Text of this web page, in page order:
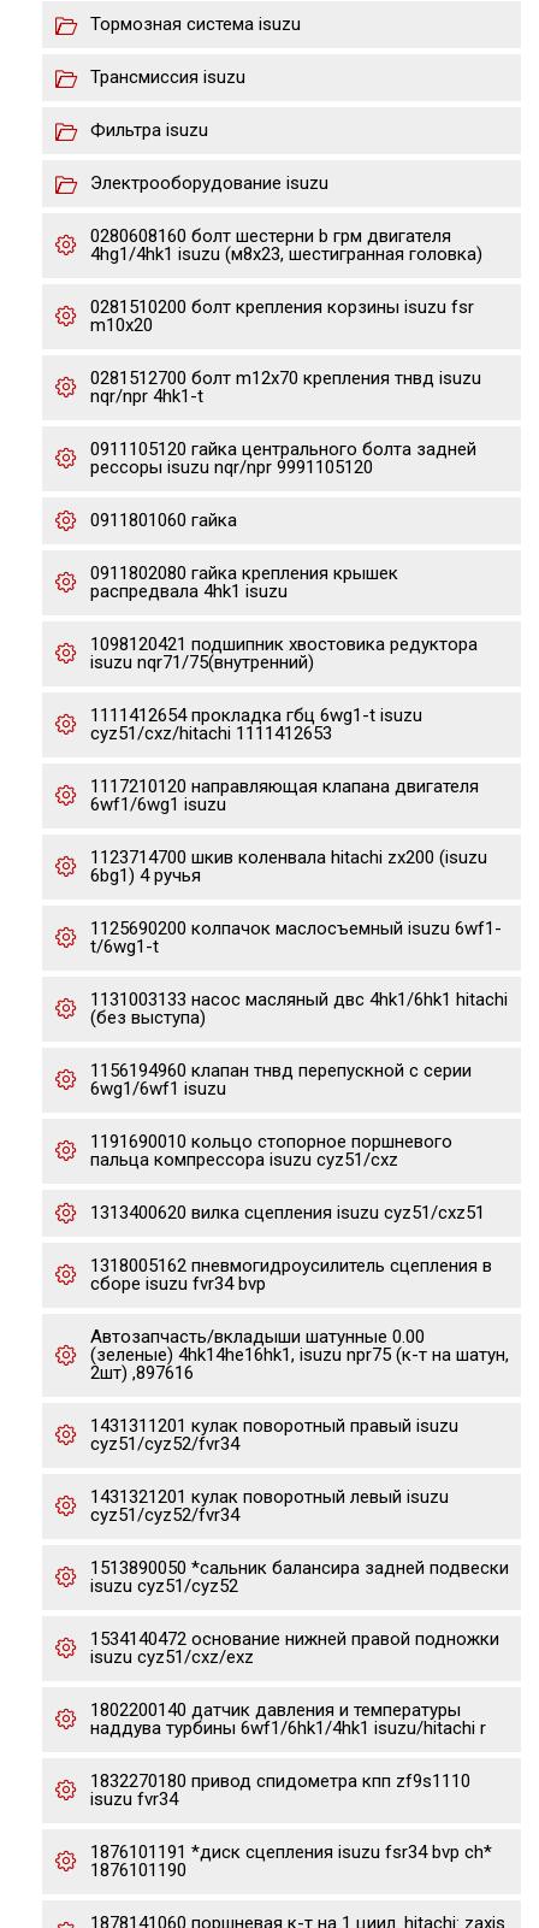
Тормозная система isuzu
Трансмиссия isuzu
Фильтра isuzu
Электрооборудование isuzu
0280608160 болт шестерни b грм двигателя
4hg1/4hk1 isuzu (м8х23, шестигранная головка)
0281510200 болт крепления корзины isuzu fsr
m10x20
0281512700 болт m12x70 крепления тнвд isuzu
nqr/npr 4hk1-t
0911105120 гайка центрального болта задней
рессоры isuzu nqr/npr 9991105120
0911801060 гайка
0911802080 гайка крепления крышек
распредвала 4hk1 isuzu
1098120421 подшипник хвостовика редуктора
isuzu nqr71/75(внутренний)
1111412654 прокладка гбц 6wg1-t isuzu
cyz51/cxz/hitachi 1111412653
1117210120 направляющая клапана двигателя
6wf1/6wg1 isuzu
1123714700 шкив коленвала hitachi zx200 (isuzu
6bg1) 4 ручья
1125690200 колпачок маслосъемный isuzu 6wf1-
t/6wg1-t
1131003133 насос масляный двс 4hk1/6hk1 hitachi
(без выступа)
1156194960 клапан тнвд перепускной с серии
6wg1/6wf1 isuzu
1191690010 кольцо стопорное поршневого
пальца компрессора isuzu cyz51/cxz
1313400620 вилка сцепления isuzu cyz51/cxz51
1318005162 пневмогидроусилитель сцепления в
сборе isuzu fvr34 bvp
Автозапчасть/вкладыши шатунные 0.00
(зеленые) 4hk14he16hk1, isuzu npr75 (к-т на шатун,
2шт) ,897616
1431311201 кулак поворотный правый isuzu
cyz51/cyz52/fvr34
1431321201 кулак поворотный левый isuzu
cyz51/cyz52/fvr34
1513890050 *сальник балансира задней подвески
isuzu cyz51/cyz52
1534140472 основание нижней правой подножки
isuzu cyz51/cxz/exz
1802200140 датчик давления и температуры
наддува турбины 6wf1/6hk1/4hk1 isuzu/hitachi r
1832270180 привод спидометра кпп zf9s1110
isuzu fvr34
1876101191 *диск сцепления isuzu fsr34 bvp ch*
1876101190
1878141060 поршневая к-т на 1 циил. hitachi: zaxis